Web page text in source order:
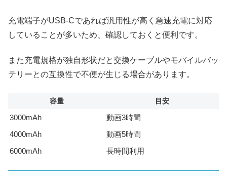
充電端子がUSB-Cであれば汎用性が高く急速充電に対応
していることが多いため、確認しておくと便利です。
また充電規格が独自形状だと交換ケーブルやモバイルバッ
テリーとの互換性で不便が生じる場合があります。
容量 目安
3000mAh
動画3時間
4000mAh
動画5時間
6000mAh
長時間利用